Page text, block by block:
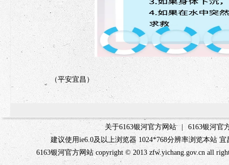
（平安宜昌）
关于6163银河官方网站
6163银河官
建议使用ie6.0及以上浏览器 1024*768分辨率浏览本站
6163银河官方网站 copyright © 2013 zfw.yichang.gov.cn all